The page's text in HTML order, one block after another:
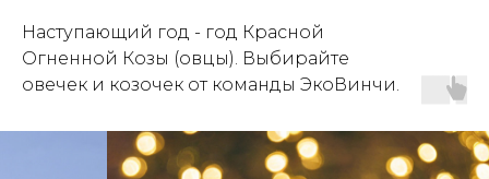
Наступающий год - год Красной
Огненной Козы (овцы). Выбирайте
овечек и козочек от команды ЭкоВинчи.